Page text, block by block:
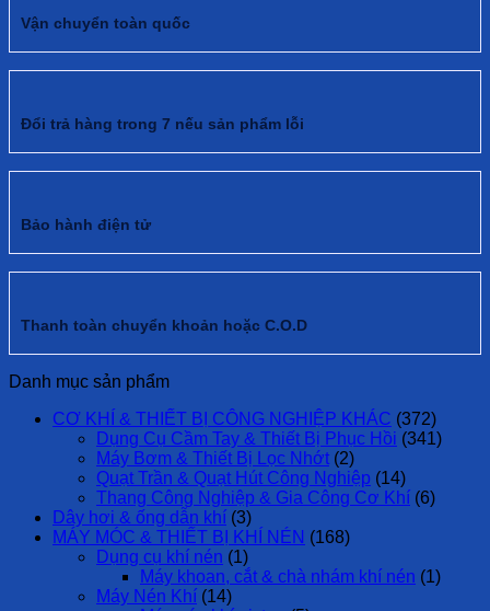
Vận chuyển toàn quốc
Đổi trả hàng trong 7 nếu sản phẩm lỗi
Bảo hành điện tử
Thanh toàn chuyển khoản hoặc C.O.D
Danh mục sản phẩm
CƠ KHÍ & THIẾT BỊ CÔNG NGHIỆP KHÁC (372)
Dụng Cụ Cầm Tay & Thiết Bị Phục Hồi (341)
Máy Bơm & Thiết Bị Lọc Nhớt (2)
Quạt Trần & Quạt Hút Công Nghiệp (14)
Thang Công Nghiệp & Gia Công Cơ Khí (6)
Dây hơi & ống dẫn khí (3)
MÁY MÓC & THIẾT BỊ KHÍ NÉN (168)
Dụng cụ khí nén (1)
Máy khoan, cắt & chà nhám khí nén (1)
Máy Nén Khí (14)